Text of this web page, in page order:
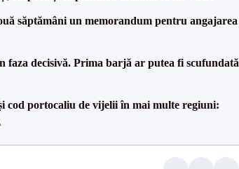
săptămâni un memorandum pentru angajarea
faza decisivă. Prima barjă ar putea fi scufundată
cod portocaliu de vijelii în mai multe regiuni: